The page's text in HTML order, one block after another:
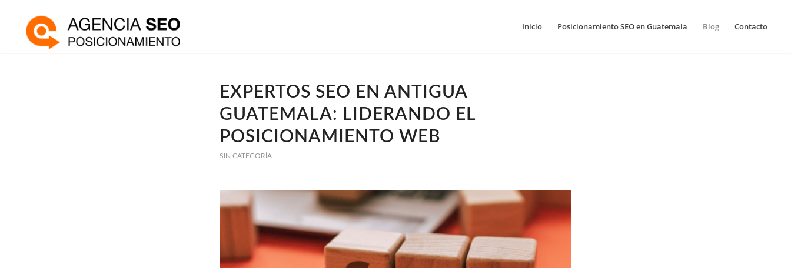
Inicio Posicionamiento SEO en Guatemala Blog Contacto
EXPERTOS SEO EN ANTIGUA
GUATEMALA: LIDERANDO EL
POSICIONAMIENTO WEB
SIN CATEGORÍA